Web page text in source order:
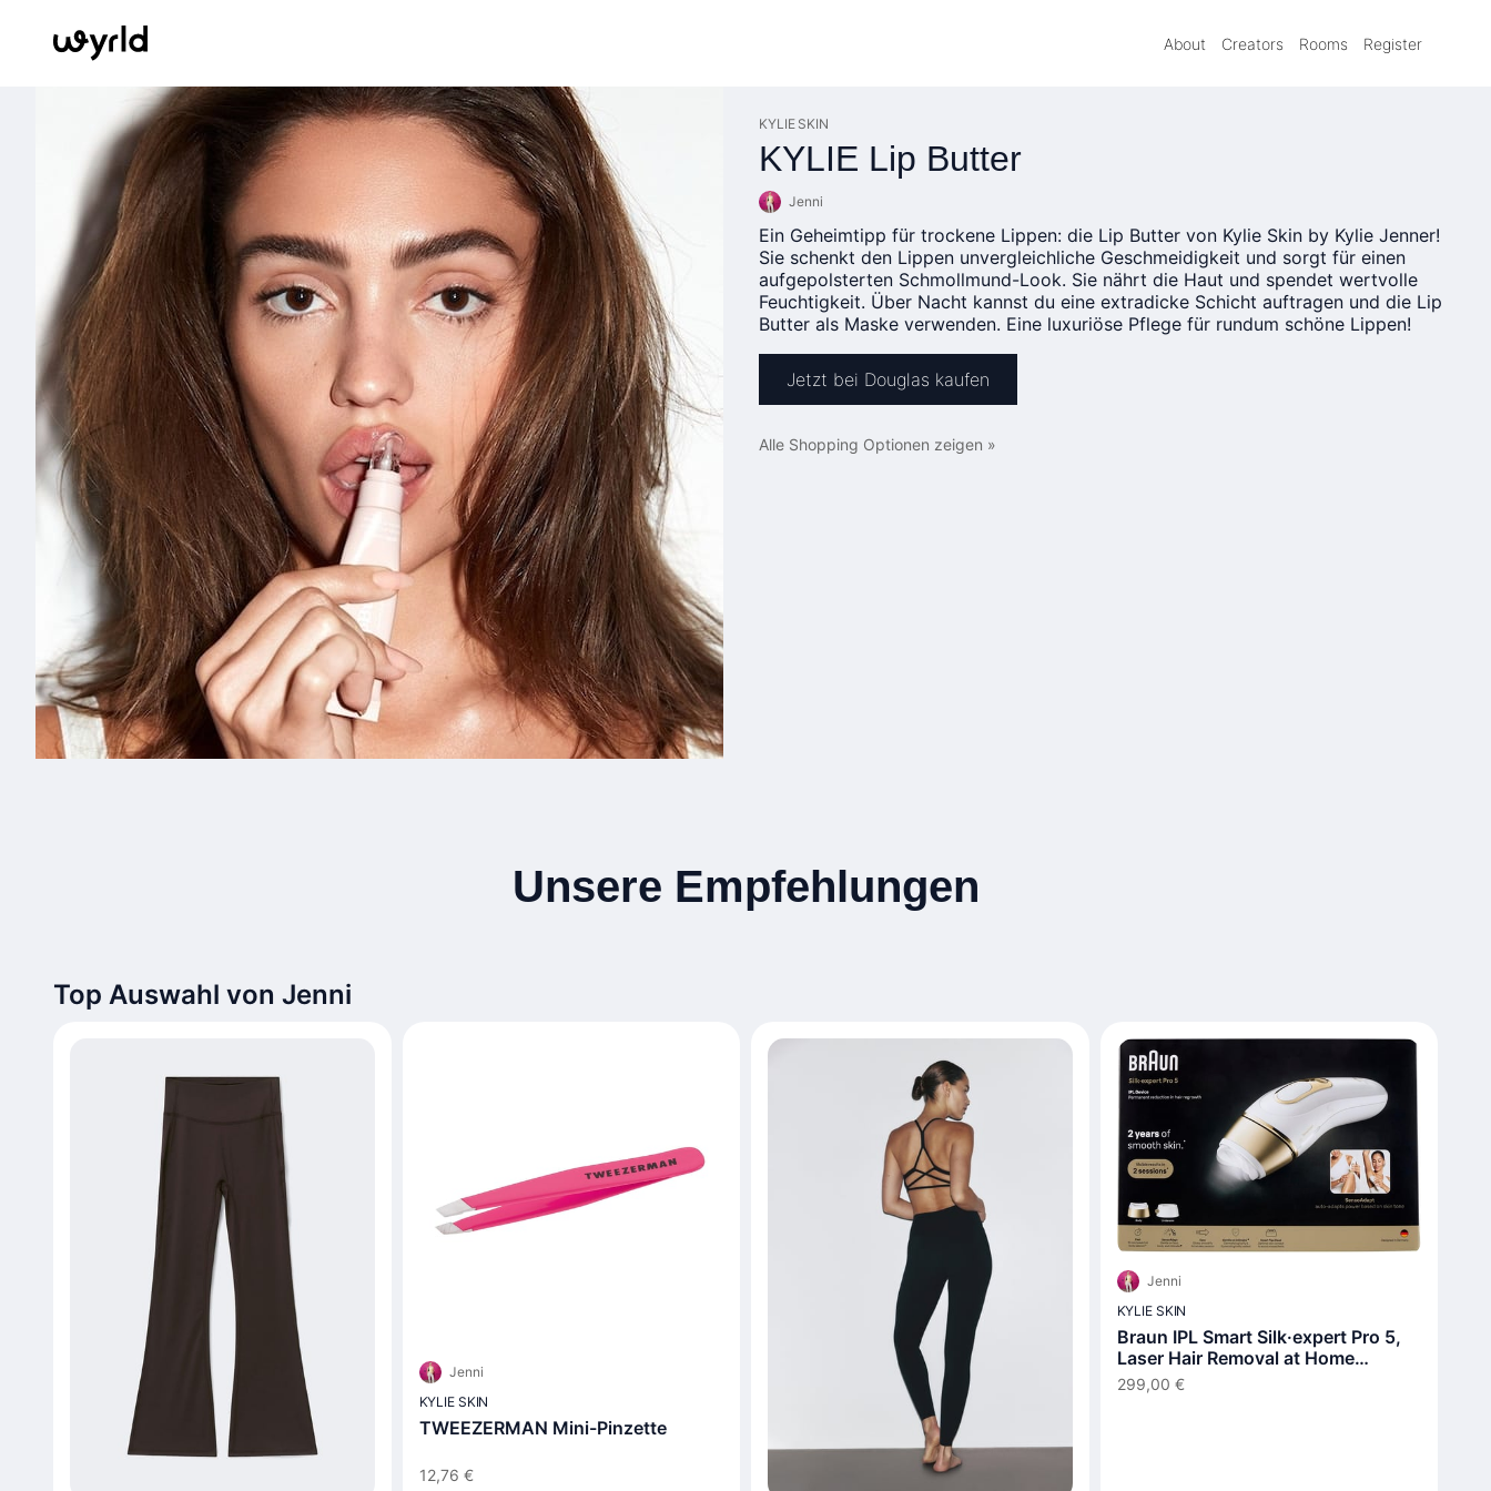
About Creators Rooms Register
KYLIE SKIN
KYLIE Lip Butter
Jenni
Ein Geheimtipp für trockene Lippen: die Lip Butter von Kylie Skin by Kylie Jenner!
Sie schenkt den Lippen unvergleichliche Geschmeidigkeit und sorgt für einen
aufgepolsterten Schmollmund-Look. Sie nährt die Haut und spendet wertvolle
Feuchtigkeit. Über Nacht kannst du eine extradicke Schicht auftragen und die Lip
Butter als Maske verwenden. Eine luxuriöse Pflege für rundum schöne Lippen!
Jetzt bei Douglas kaufen
Alle Shopping Optionen zeigen »
Unsere Empfehlungen
Top Auswahl von Jenni
Jenni
KYLIE SKIN
TWEEZERMAN Mini-Pinzette
12,76 €
Jenni
KYLIE SKIN
Braun IPL Smart Silk·expert Pro 5,
Laser Hair Removal at Home
PL5210
299,00 €